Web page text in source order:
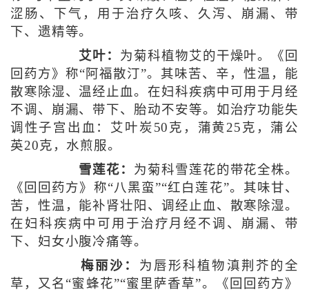
涩肠、下气，用于治疗久咳、久泻、崩漏、带
下、遗精等。
艾叶： 为菊科植物艾的干燥叶。《回
回药方》称“阿福散汀”。其味苦、辛，性温，能
散寒除湿、温经止血。在妇科疾病中可用于月经
不调、崩漏、带下、胎动不安等。如治疗功能失
调性子宫出血：艾叶炭50克，蒲黄25克，蒲公
英20克，水煎服。
雪莲花： 为菊科雪莲花的带花全株。
《回回药方》称“八黑蛮”“红白莲花”。其味甘、
苦，性温，能补肾壮阳、调经止血、散寒除湿。
在妇科疾病中可用于治疗月经不调、崩漏、带
下、妇女小腹冷痛等。
梅丽沙： 为唇形科植物滇荆芥的全
草，又名“蜜蜂花”“蜜里萨香草”。《回回药方》